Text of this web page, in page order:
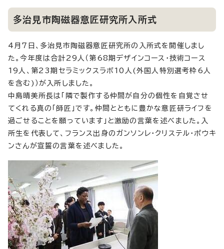
多治見市陶磁器意匠研究所入所式
4月7日、多治見市陶磁器意匠研究所の入所式を開催しまし
た。今年度は合計29人（第68期デザインコース・技術コース
19人、第23期セラミックスラボ10人(外国人特別選考枠6人
を含む)）が入所しました。
中島晴美所長は「隣で製作する仲間が自分の個性を自覚させ
てくれる真の「師匠」です。仲間とともに豊かな意匠研ライフを
過ごせることを願っています」と激励の言葉を述べました。入
所生を代表して、フランス出身のガンソンレ・クリステル・ポウキ
ンさんが宣誓の言葉を述べました。